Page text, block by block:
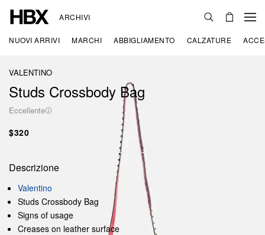
ARCHIVI
NUOVI ARRIVI MARCHI ABBIGLIAMENTO CALZATURE
VALENTINO
Studs Crossbody Bag
Eccellente
$320
Descrizione
Valentino
Studs Crossbody Bag
Signs of usage
Creases on leather surface